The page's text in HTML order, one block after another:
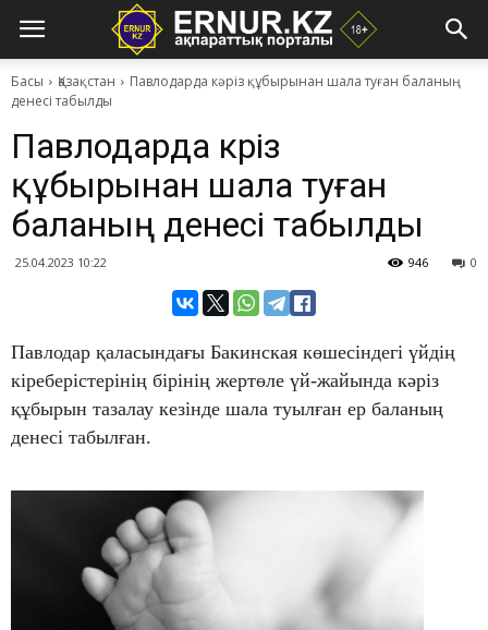
Басы Қазақстан
Павлодарда кәріз құбырынан шала туған баланың
денесі табылды
Павлодарда кәріз
құбырынан шала туған
баланың денесі табылды
25.04.2023 10:22 0
946
Павлодар қаласындағы Бакинская көшесіндегі үйдің
кіреберістерінің бірінің жертөле үй-жайында кәріз
құбырын тазалау кезінде шала туылған ер баланың
денесі табылған.